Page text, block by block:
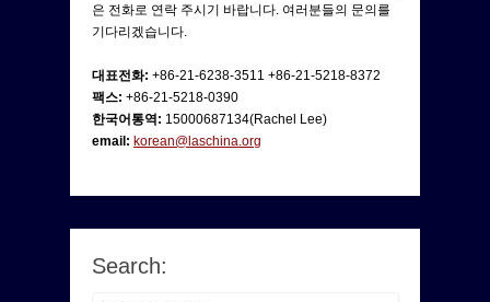
은 전화로 연락 주시기 바랍니다. 여러분들의 문의를
기다리겠습니다.
대표전화: +86-21-6238-3511 +86-21-5218-8372
팩스: +86-21-5218-0390
한국어통역: 15000687134(Rachel Lee)
email: korean@laschina.org
Search: